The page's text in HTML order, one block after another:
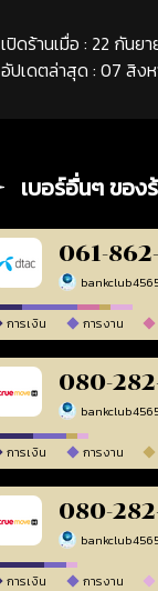
เปิดร้านเมื่อ : 22 กันย
อัปเดตล่าสุด : 07 สิง
เบอร์อื่นๆ ของ
061-
การเงิน การงาน
080-
การเงิน การงาน
080-
การเงิน การงาน